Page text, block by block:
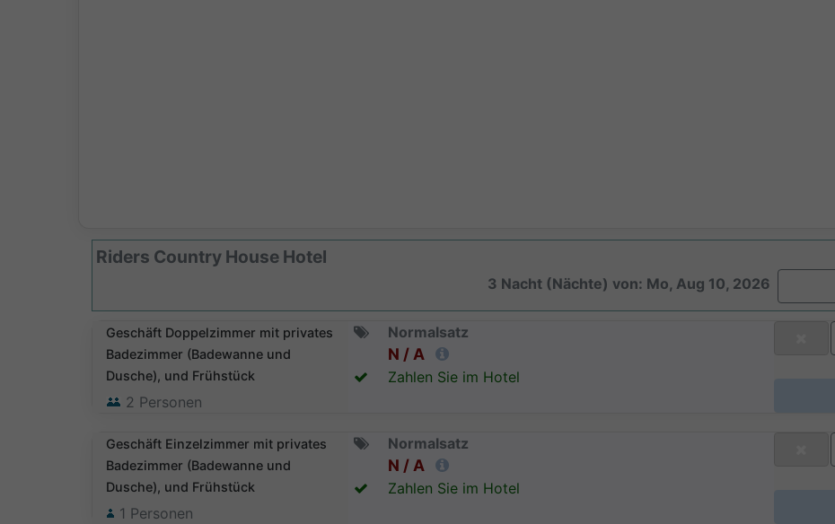
Riders Country House Hotel
3 Nacht (Nächte) von: Mo, Aug 10, 2026
Geschäft Doppelzimmer mit privates
Badezimmer (Badewanne und
Dusche), und Frühstück
2 Personen
Normalsatz
N / A
Zahlen Sie im Hotel
Geschäft Einzelzimmer mit privates
Badezimmer (Badewanne und
Dusche), und Frühstück
1 Personen
Normalsatz
N / A
Zahlen Sie im Hotel